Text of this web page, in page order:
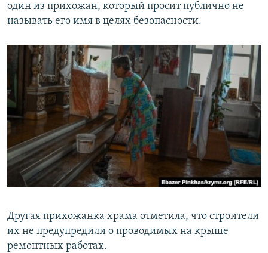
один из прихожан, который просит публично не
называть его имя в целях безопасности.
Другая прихожанка храма отметила, что строители
их не предупредили о проводимых на крыше
ремонтных работах.